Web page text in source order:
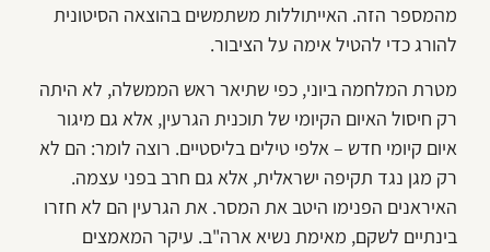
מהמספר הזה. האייתוללות משתמשים בהוצאה הסיטונית
להורג כדי להטיל אימה על הציבור.
מטרת המלחמה ביוני, כפי שתיאר ראש הממשלה, לא היתה
רק חיסול האיום הקיומי של תוכנית הגרעין, אלא גם מיגור
איום קיומי חדש – אלפי טילים בליסטיים. רוצה לומר: הם לא
רק מגן נגד תקיפה ישראלית, אלא גם חרב בפני עצמה.
האיראנים הפנימו היטב את המסר. את הגרעין הם לא חזרו
בינתיים לשקם, מאימת נשיא ארה"ב. עיקר המאמצים